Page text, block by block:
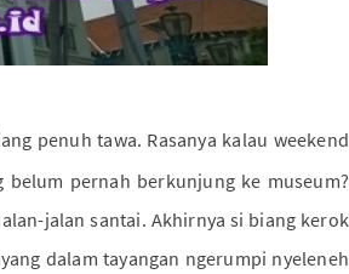
penuh tawa. Rasanya kalau weekend
pernah berkunjung ke museum?
jalan santai. Akhirnya si biang kerok
dalam tayangan ngerumpi nyeleneh